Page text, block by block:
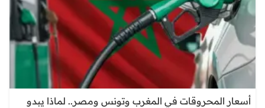
أسعار المحروقات في المغرب وتونس ومصر.. لماذا يبدو